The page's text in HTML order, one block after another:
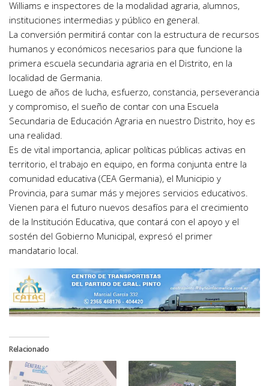
Williams e inspectores de la modalidad agraria, alumnos,
instituciones intermedias y público en general.
La conversión permitirá contar con la estructura de recursos
humanos y económicos necesarios para que funcione la
primera escuela secundaria agraria en el Distrito, en la
localidad de Germania.
Luego de años de lucha, esfuerzo, constancia, perseverancia
y compromiso, el sueño de contar con una Escuela
Secundaria de Educación Agraria en nuestro Distrito, hoy es
una realidad.
Es de vital importancia, aplicar políticas públicas activas en
territorio, el trabajo en equipo, en forma conjunta entre la
comunidad educativa (CEA Germania), el Municipio y
Provincia, para sumar más y mejores servicios educativos.
Vienen para el futuro nuevos desafíos para el crecimiento
de la Institución Educativa, que contará con el apoyo y el
sostén del Gobierno Municipal, expresó el primer
mandatario local.
Relacionado